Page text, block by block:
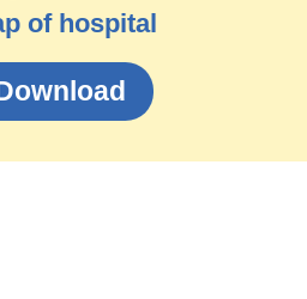
of hospital